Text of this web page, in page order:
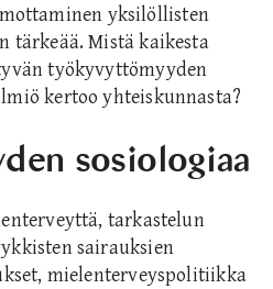
yksilöllisten
tärkeää. Mistä kaikesta
työkyvyttömyyden
kertoo yhteiskunnasta?
sosiologiaa
tarkastelun
sairauksien
mielenterveyspolitiikka